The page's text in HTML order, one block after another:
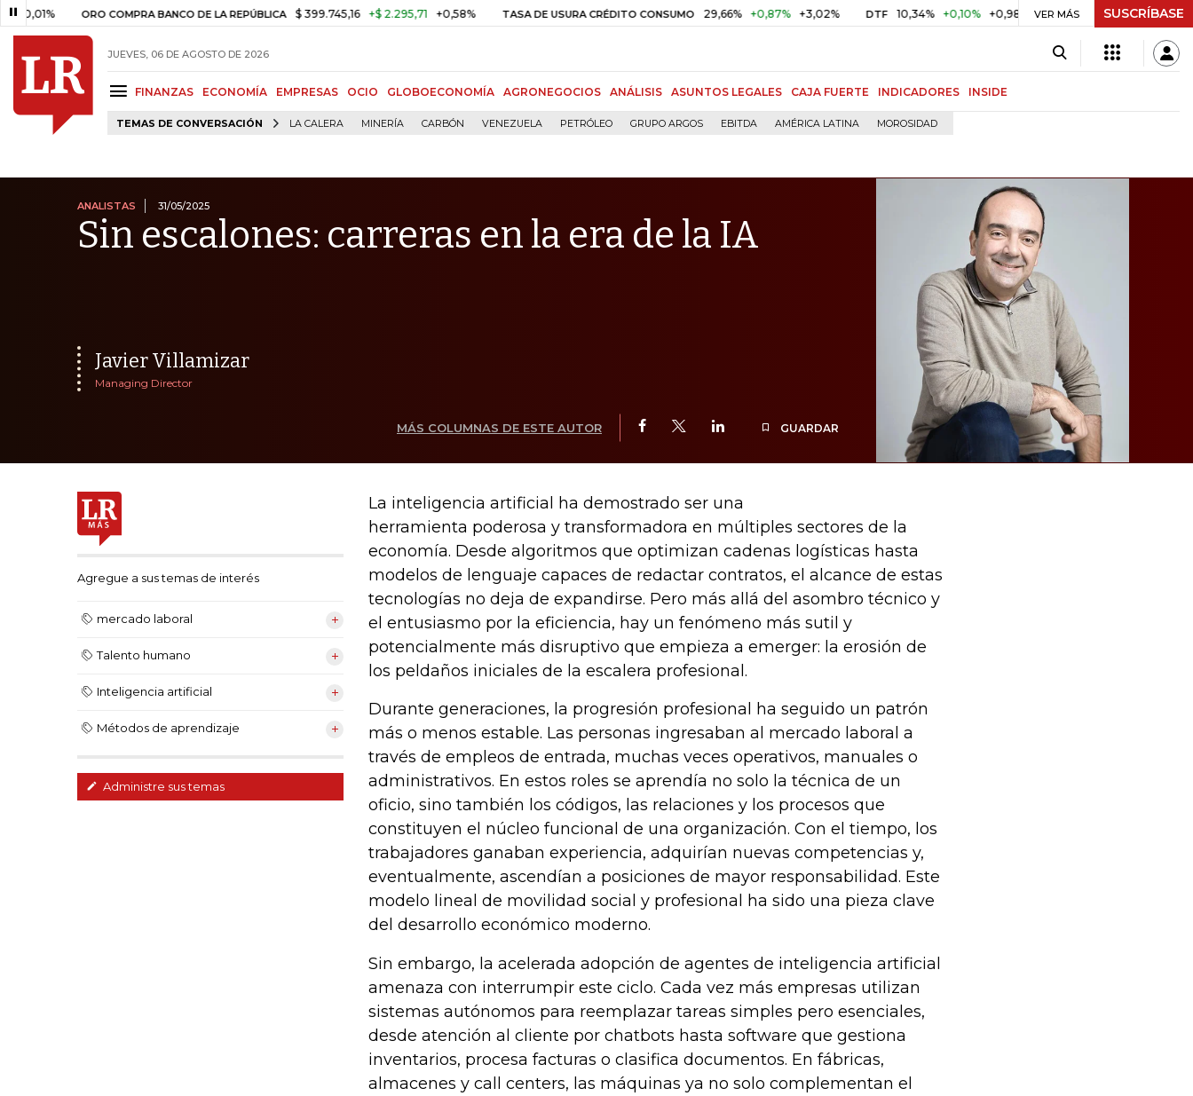
ORO COMPRA BANCO DE LA REPÚBLICA $ 399.745,16 +$ 2.295,71 +0,58% TASA DE USURA CRÉDITO CONSUMO 29,66% +0,87% +3,02% DTF 10,34% +0,10% +0,98% UVR $ 416,86 +$ 0,05 +0,01%
VER MÁS SUSCRÍBASE
JUEVES, 06 DE AGOSTO DE 2026
FINANZAS ECONOMÍA EMPRESAS OCIO GLOBOECONOMÍA AGRONEGOCIOS ANÁLISIS ASUNTOS LEGALES CAJA FUERTE INDICADORES INSIDE
TEMAS DE CONVERSACIÓN LA CALERA MINERÍA CARBÓN VENEZUELA PETRÓLEO GRUPO ARGOS EBITDA AMÉRICA LATINA MOROSIDAD
ANALISTAS 31/05/2025
Sin escalones: carreras en la era de la IA
Javier Villamizar
Managing Director
MÁS COLUMNAS DE ESTE AUTOR GUARDAR
Agregue a sus temas de interés
mercado laboral
Talento humano
Inteligencia artificial
Métodos de aprendizaje
Administre sus temas
La inteligencia artificial ha demostrado ser una
herramienta poderosa y transformadora en múltiples sectores de la
economía. Desde algoritmos que optimizan cadenas logísticas hasta
modelos de lenguaje capaces de redactar contratos, el alcance de estas
tecnologías no deja de expandirse. Pero más allá del asombro técnico y
el entusiasmo por la eficiencia, hay un fenómeno más sutil y
potencialmente más disruptivo que empieza a emerger: la erosión de
los peldaños iniciales de la escalera profesional.
Durante generaciones, la progresión profesional ha seguido un patrón
más o menos estable. Las personas ingresaban al mercado laboral a
través de empleos de entrada, muchas veces operativos, manuales o
administrativos. En estos roles se aprendía no solo la técnica de un
oficio, sino también los códigos, las relaciones y los procesos que
constituyen el núcleo funcional de una organización. Con el tiempo, los
trabajadores ganaban experiencia, adquirían nuevas competencias y,
eventualmente, ascendían a posiciones de mayor responsabilidad. Este
modelo lineal de movilidad social y profesional ha sido una pieza clave
del desarrollo económico moderno.
Sin embargo, la acelerada adopción de agentes de inteligencia artificial
amenaza con interrumpir este ciclo. Cada vez más empresas utilizan
sistemas autónomos para reemplazar tareas simples pero esenciales,
desde atención al cliente por chatbots hasta software que gestiona
inventarios, procesa facturas o clasifica documentos. En fábricas,
almacenes y call centers, las máquinas ya no solo complementan el